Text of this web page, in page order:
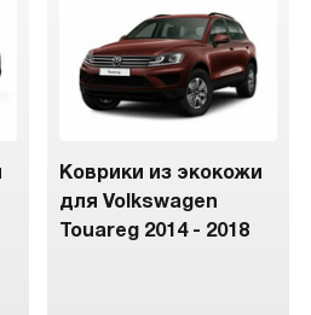
Коврики из экокожи
для Volkswagen
Touareg 2014 - 2018